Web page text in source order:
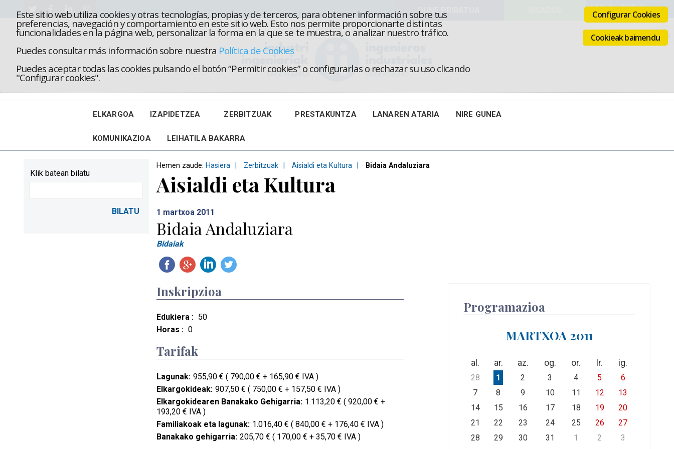
Este sitio web utiliza cookies y otras tecnologías, propias y de terceros, para obtener información sobre tus
preferencias, navegación y comportamiento en este sitio web. Esto nos permite proporcionarte distintas
funcionalidades en la página web, personalizar la forma en la que se te muestra, o analizar nuestro tráfico.
Puedes consultar más información sobre nuestra Política de Cookies
Puedes aceptar todas las cookies pulsando el botón “Permitir cookies” o configurarlas o rechazar su uso clicando
"Configurar cookies".
Configurar Cookies
Cookieak baimendu
ELKARGOA IZAPIDETZEA ZERBITZUAK PRESTAKUNTZA LANAREN ATARIA NIRE GUNEA
KOMUNIKAZIOA LEIHATILA BAKARRA
Hemen zaude: Hasiera Zerbitzuak Aisialdi eta Kultura Bidaia Andaluziara
Aisialdi eta Kultura
1 martxoa 2011
Bidaia Andaluziara
Bidaiak
Programazioa
MARTXOA 2011
al. ar. az. og. or. lr. ig.
28 1 2 3 4 5
6
7
8 9 10 11 12
13
14
15 16 17 18 19
20
21
22 23 24 25 26
27
28
29 30 31 1 2
3
Inskripzioa
Edukiera : 50
Horas : 0
Tarifak
Lagunak: 955,90 € ( 790,00 € + 165,90 € IVA )
Elkargokideak: 907,50 € ( 750,00 € + 157,50 € IVA )
Elkargokidearen Banakako Gehigarria: 1.113,20 € ( 920,00 € +
193,20 € IVA )
Familiakoak eta lagunak: 1.016,40 € ( 840,00 € + 176,40 € IVA )
Banakako gehigarria: 205,70 € ( 170,00 € + 35,70 € IVA )
Klik batean bilatu